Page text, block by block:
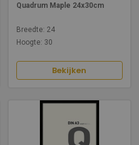
Quadrum Maple 24x30cm
Breedte: 24
Hoogte: 30
Bekijken